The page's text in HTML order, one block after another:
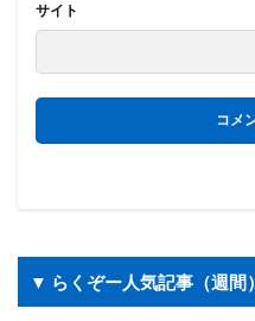
サイト
▼ らくぞー人気記事（週間）